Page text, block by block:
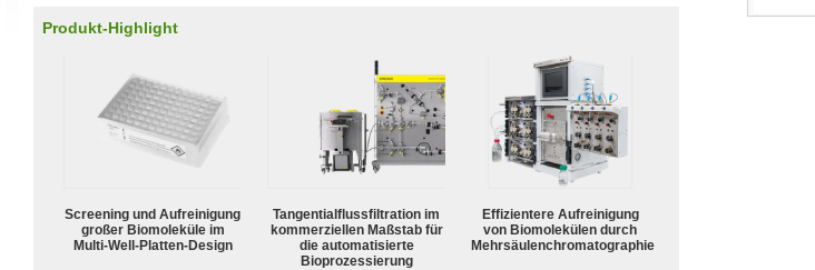
Produkt-Highlight
Screening und Aufreinigung
großer Biomoleküle im
Multi-Well-Platten-Design
Tangentialflussfiltration im
kommerziellen Maßstab für
die automatisierte
Bioprozessierung
Effizientere Aufreinigung
von Biomolekülen durch
Mehrsäulenchromatographie